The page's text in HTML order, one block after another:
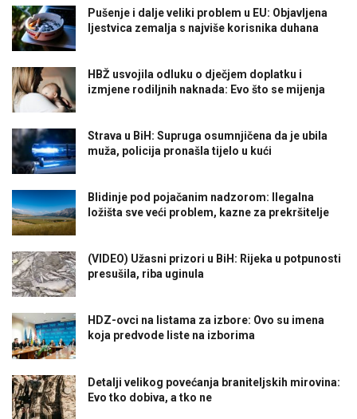
Pušenje i dalje veliki problem u EU: Objavljena
ljestvica zemalja s najviše korisnika duhana
HBŽ usvojila odluku o dječjem doplatku i
izmjene rodiljnih naknada: Evo što se mijenja
Strava u BiH: Supruga osumnjičena da je ubila
muža, policija pronašla tijelo u kući
Blidinje pod pojačanim nadzorom: Ilegalna
ložišta sve veći problem, kazne za prekršitelje
(VIDEO) Užasni prizori u BiH: Rijeka u potpunosti
presušila, riba uginula
HDZ-ovci na listama za izbore: Ovo su imena
koja predvode liste na izborima
Detalji velikog povećanja braniteljskih mirovina:
Evo tko dobiva, a tko ne